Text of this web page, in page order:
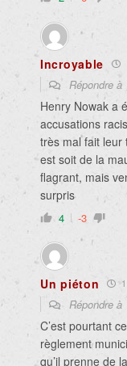
Incroyable
Répondre à
Henry Nowak a
accusations
très mal fait leur
est soit de la
flagrant, mais
surpris
4 -3
Un piéton
Répondre à
C’est pourtant
règlement
qu’il prenne de